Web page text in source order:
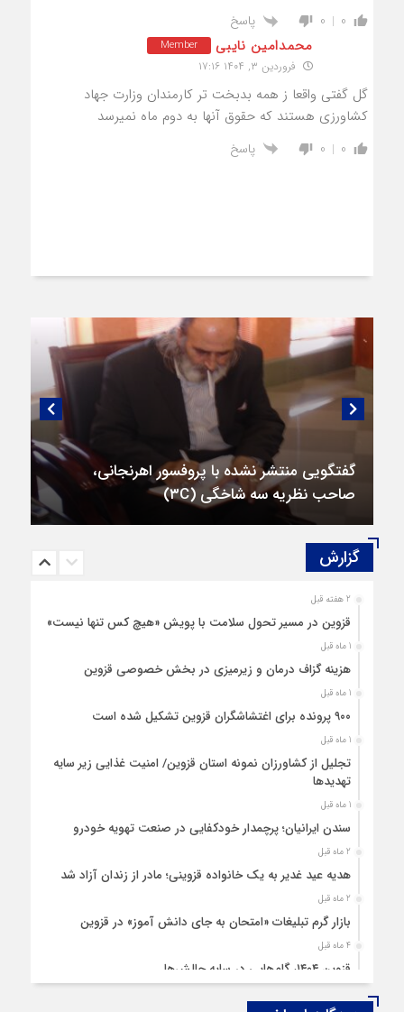
0
0 پاسخ
محمدامین نایبی Member
فروردین ۳, ۱۴۰۴ ۱۷:۱۶
گل گفتی واقعا ز همه بدبخت تر کارمندان وزارت جهاد
کشاورزی هستند که حقوق آنها به دوم ماه نمیرسد
0
0 پاسخ
گفتگویی منتشر نشده با پروفسور اهرنجانی،
صاحب نظریه سه‌ شاخگی (۳C)
گزارش‌
2 هفته قبل
قزوین در مسیر تحول سلامت با پویش «هیچ‌ کس تنها نیست»
1 ماه قبل
هزینه‌ گزاف درمان و زیرمیزی در بخش خصوصی قزوین
1 ماه قبل
۹۰۰ پرونده برای اغتشاشگران قزوین تشکیل شده است
1 ماه قبل
تجلیل از کشاورزان نمونه استان قزوین/ امنیت غذایی زیر سایه
تهدیدها
1 ماه قبل
سندن ایرانیان؛ پرچمدار خودکفایی در صنعت تهویه خودرو
2 ماه قبل
هدیه عید غدیر به یک خانواده قزوینی؛ مادر از زندان آزاد شد
2 ماه قبل
بازار گرم تبلیغات «امتحان به جای دانش‌ آموز» در قزوین
4 ماه قبل
قزوین ۱۴۰۴، گام‌هایی در سایه چالش‌ها